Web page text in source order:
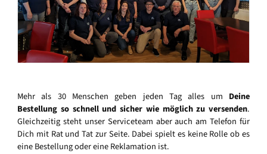
Mehr als 30 Menschen geben jeden Tag alles um Deine
Bestellung so schnell und sicher wie möglich zu versenden.
Gleichzeitig steht unser Serviceteam aber auch am Telefon für
Dich mit Rat und Tat zur Seite. Dabei spielt es keine Rolle ob es
eine Bestellung oder eine Reklamation ist.